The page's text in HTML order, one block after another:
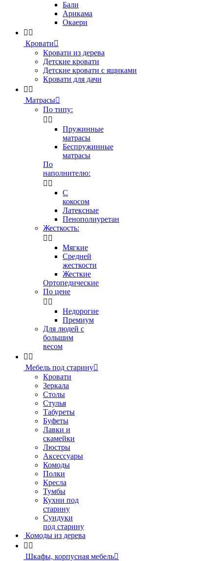
Бали
Арикама
Окаери
 
Кровати
Кровати из дерева
Детские кровати
Детские кровати с ящиками
Кровати для дачи
 
Матрасы
По типу:
 
Пружинные
матрасы
Беспружинные
матрасы
По
наполнителю:
 
С
кокосом
Латексные
Пенополиуретан
Жесткость:
 
Мягкие
Средней
жесткости
Жесткие
Ортопедические
По цене
 
Недорогие
Премиум
Для людей с
большим
весом
 
Мебель под старину
Кровати
Зеркала
Столы
Стулья
Табуреты
Буфеты
Лавки и
скамейки
Люстры
Аксессуары
Комоды
Полки
Кресла
Тумбы
Кухни под
старину
Сундуки
под старину
Комоды из дерева
 
Шкафы, корпусная мебель